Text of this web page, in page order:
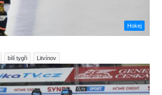
Hokej
bílí tygři Litvínov